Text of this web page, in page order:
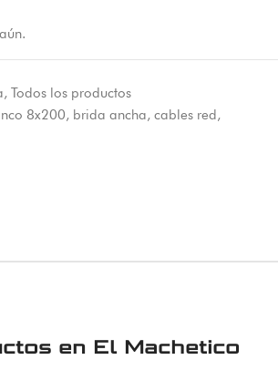
, Todos los productos
8x200, brida ancha, cables red,
en El Machetico